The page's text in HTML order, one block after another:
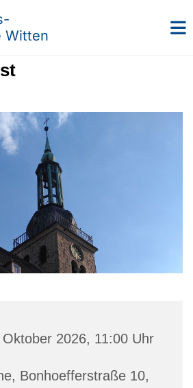
Witten
2026, 11:00 Uhr
Bonhoefferstraße 10,